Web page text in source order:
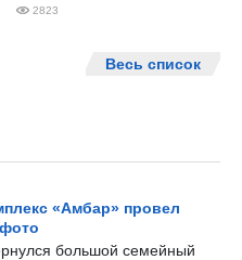
2823
Весь список
«Амбар» провел
большой семейный